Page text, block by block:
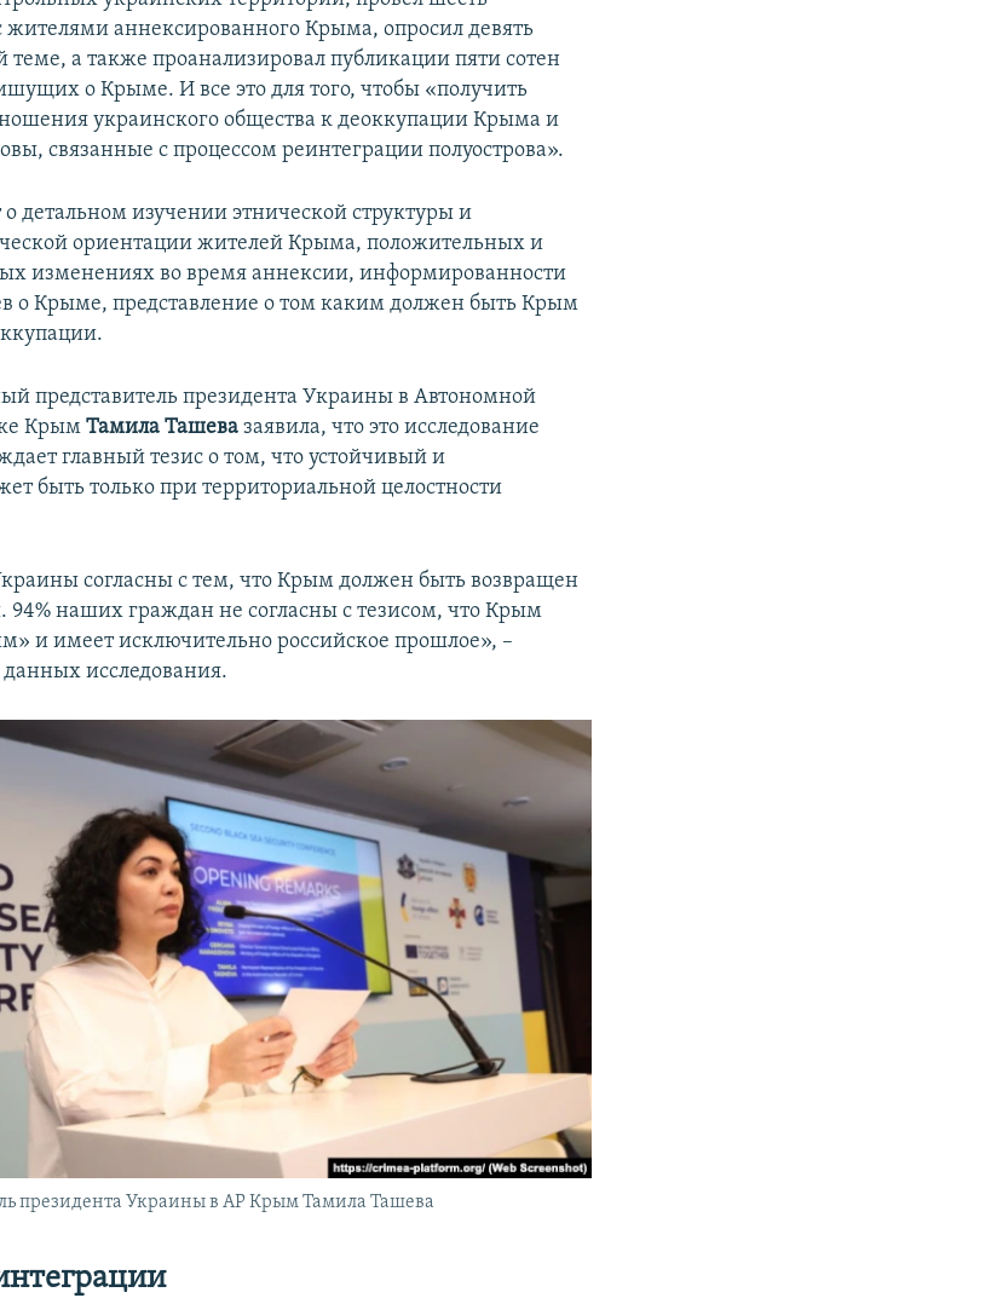
аннексированного Крыма, опросил девять
теме, а также проанализировал публикации пяти сотен
о Крыме. И все это для того, чтобы «получить
украинского общества к деоккупации Крыма и
связанные с процессом реинтеграции полуострова».
о детальном изучении этнической структуры и
ориентации жителей Крыма, положительных и
изменениях во время аннексии, информированности
о Крыме, представление о том каким должен быть Крым
представитель президента Украины в Автономной
Крым Тамила Ташевазаявила, что это исследование
главный тезис о том, что устойчивый и
быть только при территориальной целостности
согласны с тем, что Крым должен быть возвращен
94% наших граждан не согласны с тезисом, что Крым
и имеет исключительно российское прошлое», –
данных исследования.
президента Украины в АР Крым Тамила Ташева